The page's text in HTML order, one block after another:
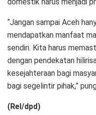
“Jangan sampai Aceh
mendapatkan manfaat
sendiri. Kita harus
dengan pendekatan
kesejahteraan bagi
bagi segelintir pihak,”
(Rel/dpd)